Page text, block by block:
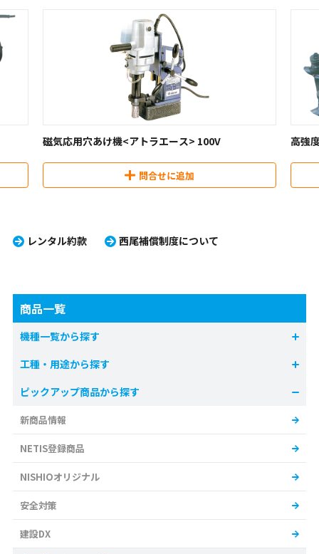
磁気応用穴あけ機<アトラエース> 100V
問合せに追加
高強
レンタル約款 西尾補償制度について
商品一覧
機種一覧から探す
工種・用途から探す
ピックアップ商品から探す
新商品情報
NETIS登録商品
NISHIOオリジナル
安全対策
建設DX